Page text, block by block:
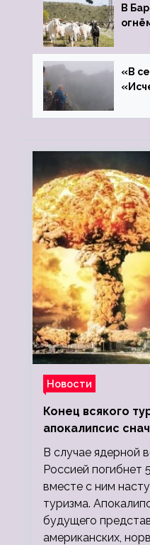
В
«В
Новости
Конец всякого
апокалипсис
миллионов, а
людей
В случае
Россией погибнет
вместе с ним
туризма.
будущего
американских,